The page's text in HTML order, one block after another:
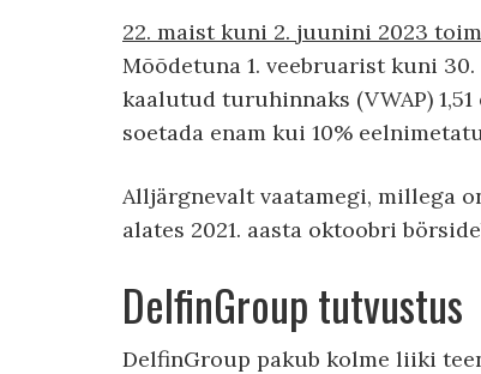
22. maist kuni 2. juunini 2023
Mõõdetuna 1. veebruarist kuni
kaalutud turuhinnaks (VWAP)
soetada enam kui 10%
Alljärgnevalt vaatamegi, millega
alates 2021. aasta oktoobri
DelfinGroup tutvustus
DelfinGroup pakub kolme liiki